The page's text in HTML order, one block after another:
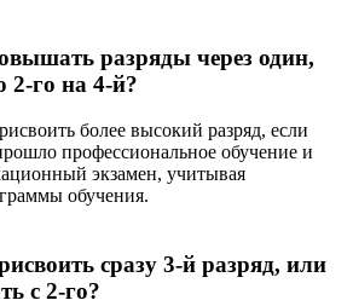
разряды через один,
2-го на 4-й?
более высокий разряд, если
профессиональное обучение и
экзамен, учитывая
обучения.
сразу 3-й разряд, или
с 2-го?